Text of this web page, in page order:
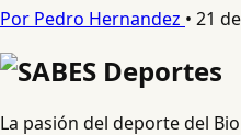
Por Pedro Hernandez • 21
La pasión del deporte del